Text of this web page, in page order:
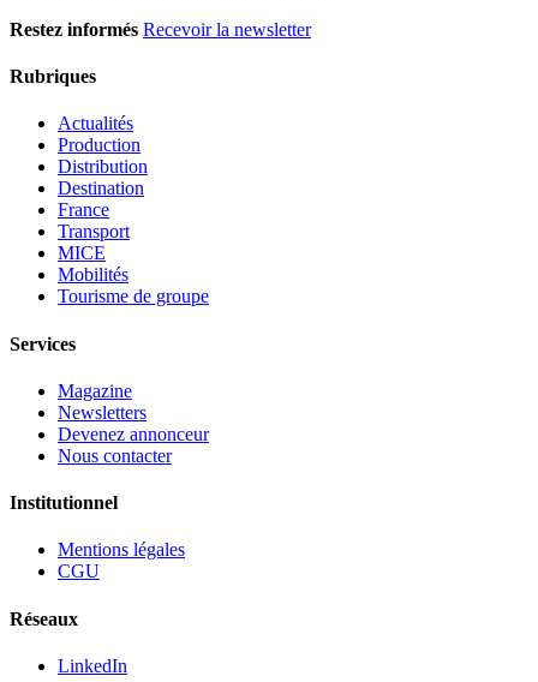
Restez informés Recevoir la newsletter
Rubriques
Actualités
Production
Distribution
Destination
France
Transport
MICE
Mobilités
Tourisme de groupe
Services
Magazine
Newsletters
Devenez annonceur
Nous contacter
Institutionnel
Mentions légales
CGU
Réseaux
LinkedIn